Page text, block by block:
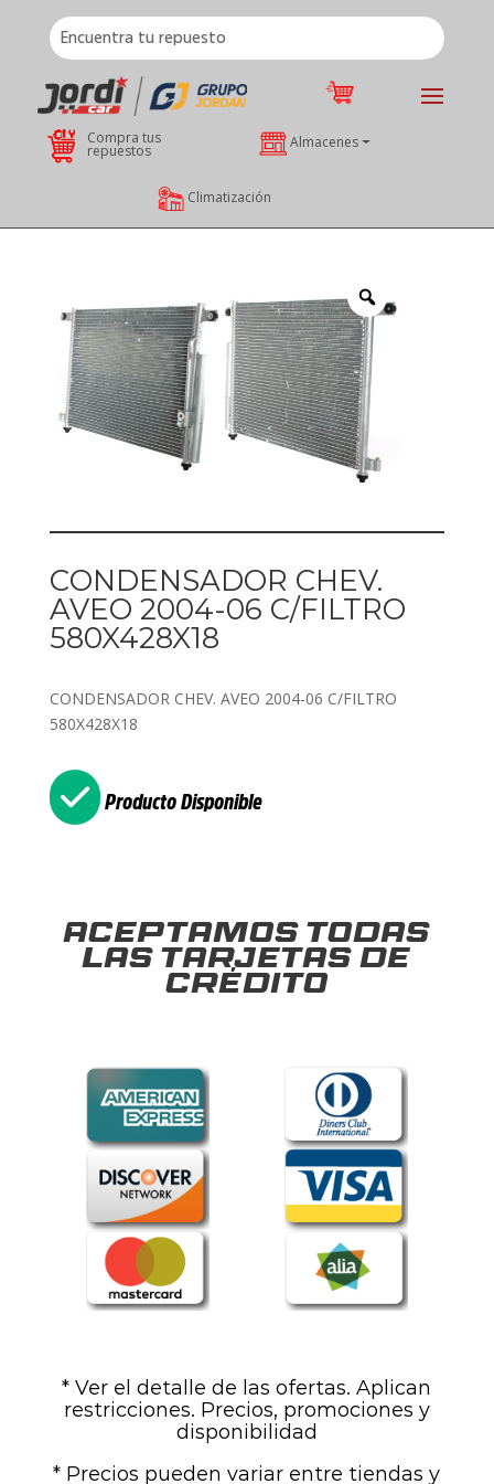
Compra tus
repuestos Almacenes
Climatización
CONDENSADOR CHEV.
AVEO 2004-06 C/FILTRO
580X428X18
CONDENSADOR CHEV. AVEO 2004-06 C/FILTRO
580X428X18
Producto Disponible
Aceptamos todas
las tarjetas de
crédito
* Ver el detalle de las ofertas. Aplican
restricciones. Precios, promociones y
disponibilidad
* Precios pueden variar entre tiendas y